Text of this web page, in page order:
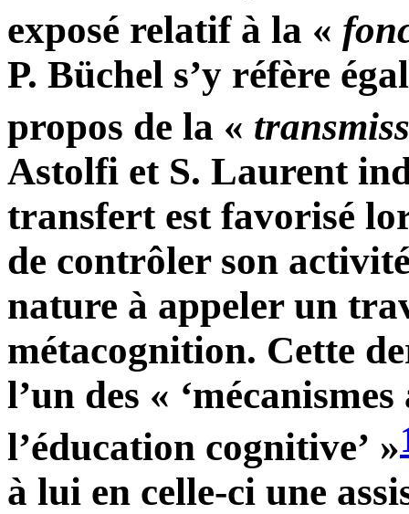
exposé relatif à la «
P. Büchel s’y réfère
propos de la «
Astolfi et S. Laurent
transfert est favorisé
de contrôler son
nature à appeler un
métacognition. Cette
l’un des «
l’éducation cognitive’ »
à lui en celle-ci une